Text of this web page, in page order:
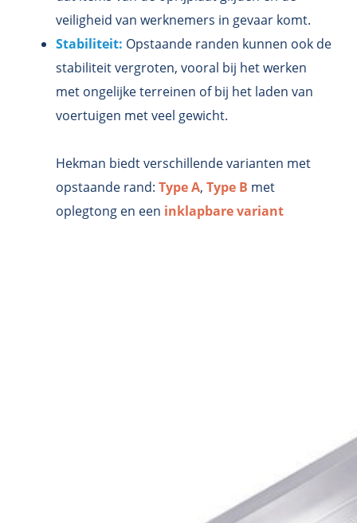
veiligheid van werknemers in gevaar komt.
Stabiliteit: Opstaande randen kunnen ook de
stabiliteit vergroten, vooral bij het werken
met ongelijke terreinen of bij het laden van
voertuigen met veel gewicht.
Hekman biedt verschillende varianten met
opstaande rand: Type A, Type B met
oplegtong en een inklapbare variant